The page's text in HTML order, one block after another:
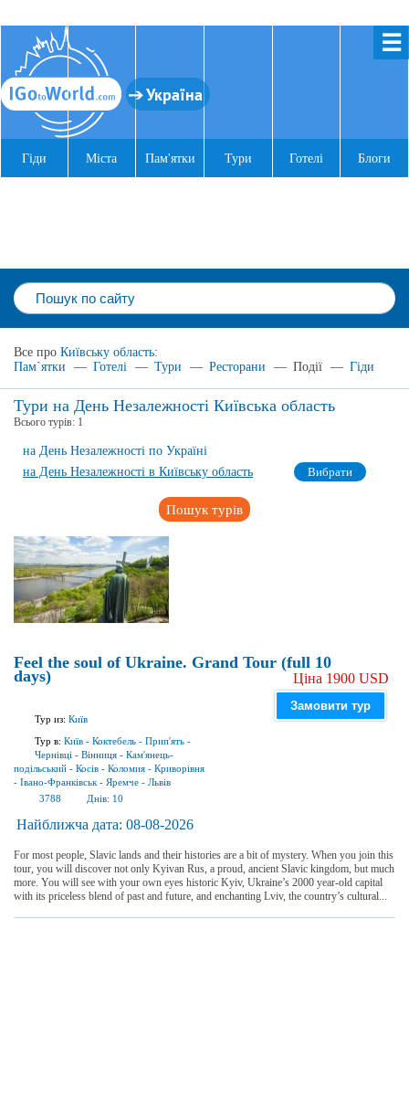
☰
Україна
Гіди Міста Пам'ятки Тури Готелі Блоги
Все про Київську область:
Пам`ятки
— Готелі — Тури — Ресторани — Події — Гіди
Тури на День Незалежності Київська область
Всього турів: 1
на День Незалежності по Україні
на День Незалежності в Київську область
Вибрати
Пошук турів
Feel the soul of Ukraine. Grand Tour (full 10
days)
Тур из: Київ
Тур в: Київ - Коктебель - Прип'ять -
Чернівці - Вінниця - Кам'янець-
подільський - Косів - Коломия - Криворівня
- Івано-Франківськ - Яремче - Львів
3788
Днів: 10
Ціна 1900 USD
Замовити тур
Найближча дата: 08-08-2026
For most people, Slavic lands and their histories are a bit of mystery. When you join this
tour, you will discover not only Kyivan Rus, a proud, ancient Slavic kingdom, but much
more. You will see with your own eyes historic Kyiv, Ukraine’s 2000 year-old capital
with its priceless blend of past and future, and enchanting Lviv, the country’s cultural...